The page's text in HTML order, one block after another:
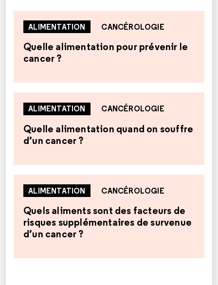
ALIMENTATION CANCÉROLOGIE
Quelle alimentation pour prévenir le
cancer ?
ALIMENTATION CANCÉROLOGIE
Quelle alimentation quand on souffre
d’un cancer ?
ALIMENTATION CANCÉROLOGIE
Quels aliments sont des facteurs de
risques supplémentaires de survenue
d’un cancer ?